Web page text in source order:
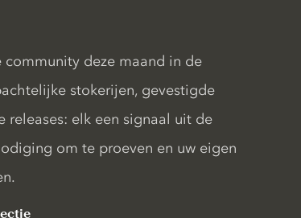
community deze maand in de
stokerijen, gevestigde
releases: elk een signaal uit de
om te proeven en uw eigen